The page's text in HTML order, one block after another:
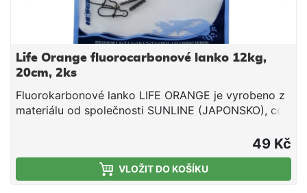
Life Orange fluorocarbonové lanko 12kg,
20cm, 2ks
Fluorokarbonové lanko LIFE ORANGE je vyrobeno z
materiálu od společnosti SUNLINE (JAPONSKO), což
Návazec je neocenitelný pro lov opatrných dravců v
čisté vodě. Návazec je naprosto odolný vůči štičím
zubům. Obratlík a karabina je od značky LIFE
ORANGE. Nosnost 12kg Délka 20cm Balení 2ks
49 Kč
VLOŽIT DO KOŠÍKU